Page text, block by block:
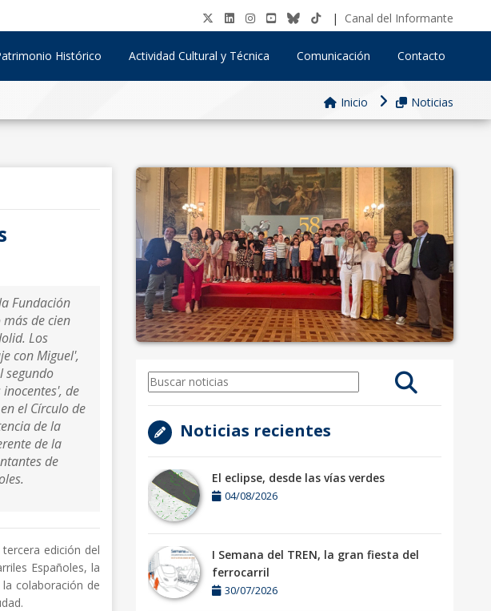
| Canal del Informante
Histórico Actividad Cultural y Técnica Comunicación Contacto
Inicio Noticias
Fundación
de cien
Los
con Miguel',
segundo
inocentes', de
el Círculo de
de la
de la
de
edición del
Españoles, la
colaboración de
Noticias recientes
El eclipse, desde las vías verdes
04/08/2026
I Semana del TREN, la gran fiesta del
ferrocarril
30/07/2026